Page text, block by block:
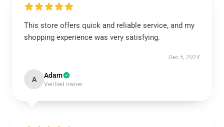
This store offers quick and reliable service, and my
shopping experience was very satisfying.
Dec 5, 2024
A Adam
Verified owner